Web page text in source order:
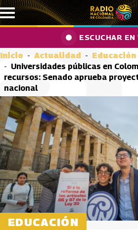
Pasar al contenido principal
ESCUCHAR EN
Inicio Actualidad
Educación
Universidades públicas en
recursos: Senado aprueba
nacional
EDUCACIÓN